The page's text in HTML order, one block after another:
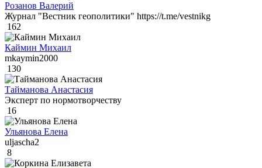
Розанов Валерий
Журнал "Вестник геополитики" https://t.me/vestnikg
162
Каймин Михаил
mkaymin2000
130
Тайманова Анастасия
Эксперт по нормотворчеству
16
Ульянова Елена
uljascha2
8